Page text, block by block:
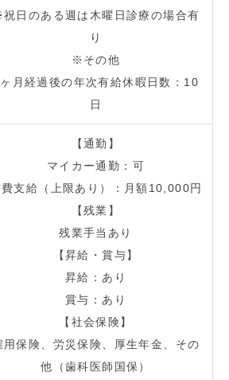
日のある週は木曜日診療の場合有
り
※その他
月経過後の年次有給休暇日数：10
日
【通勤】
マイカー通勤：可
支給（上限あり）：月額10,000円
【残業】
残業手当あり
【昇給・賞与】
昇給：あり
賞与：あり
【社会保険】
用保険、労災保険、厚生年金、その
他（歯科医師国保）